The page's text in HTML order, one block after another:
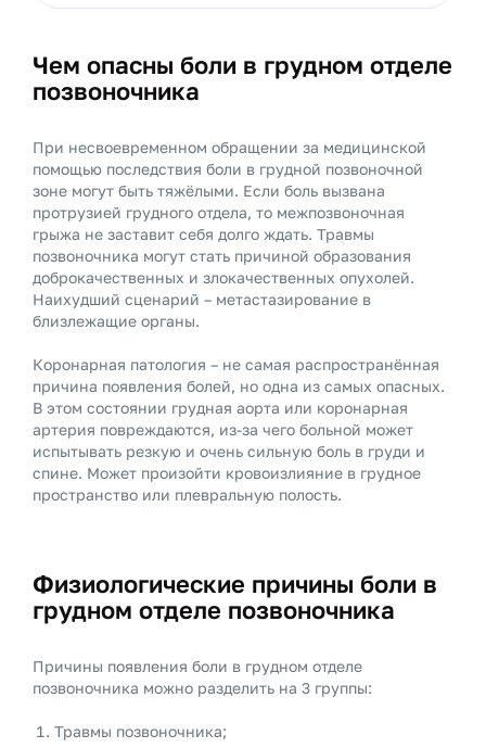
Чем опасны боли в грудном отделе
позвоночника
При несвоевременном обращении за медицинской
помощью последствия боли в грудной позвоночной
зоне могут быть тяжёлыми. Если боль вызвана
протрузией грудного отдела, то межпозвоночная
грыжа не заставит себя долго ждать. Травмы
позвоночника могут стать причиной образования
доброкачественных и злокачественных опухолей.
Наихудший сценарий – метастазирование в
близлежащие органы.
Коронарная патология – не самая распространённая
причина появления болей, но одна из самых опасных.
В этом состоянии грудная аорта или коронарная
артерия повреждаются, из-за чего больной может
испытывать резкую и очень сильную боль в груди и
спине. Может произойти кровоизлияние в грудное
пространство или плевральную полость.
Физиологические причины боли в
грудном отделе позвоночника
Причины появления боли в грудном отделе
позвоночника можно разделить на 3 группы:
Травмы позвоночника;